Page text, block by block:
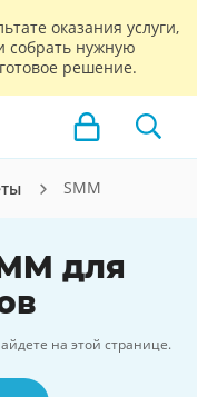
оказания услуги,
собрать нужную
решение.
SMM
для
на этой странице.